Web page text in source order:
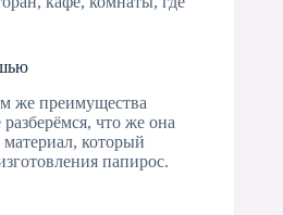
же преимущества
что же она
материал, который
папирос.